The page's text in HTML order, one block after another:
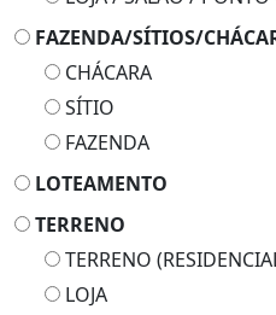
FAZENDA/SÍTIOS/
CHÁCARA
SÍTIO
FAZENDA
LOTEAMENTO
TERRENO
TERRENO
LOJA